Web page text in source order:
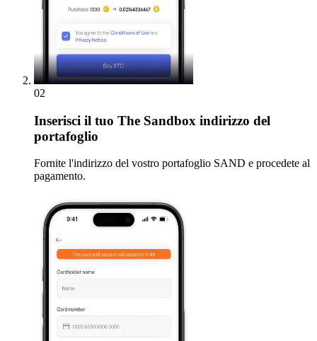
02
Inserisci il tuo The Sandbox indirizzo del
portafoglio
Fornite l'indirizzo del vostro portafoglio SAND e procedete al
pagamento.